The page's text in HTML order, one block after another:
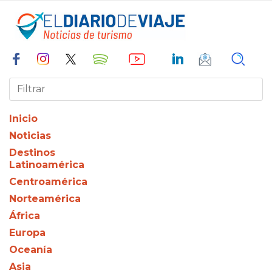
Inicio
Noticias
Destinos
Latinoamérica
Centroamérica
Norteamérica
África
Europa
Oceanía
Asia